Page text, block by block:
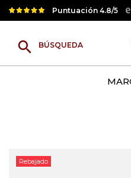
Puntuación 4.8/5
search
Rebajado